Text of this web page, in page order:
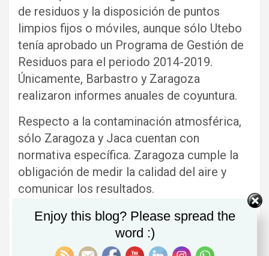
de residuos y la disposición de puntos
limpios fijos o móviles, aunque sólo Utebo
tenía aprobado un Programa de Gestión de
Residuos para el periodo 2014-2019.
Únicamente, Barbastro y Zaragoza
realizaron informes anuales de coyuntura.
Respecto a la contaminación atmosférica,
sólo Zaragoza y Jaca cuentan con
normativa específica. Zaragoza cumple la
obligación de medir la calidad del aire y
comunicar los resultados.
El trabajo auditor de la Cámara de Cuentas
advierte en sus recomendaciones que los
ayuntamientos deberían establecer
Enjoy this blog? Please spread the
word :)